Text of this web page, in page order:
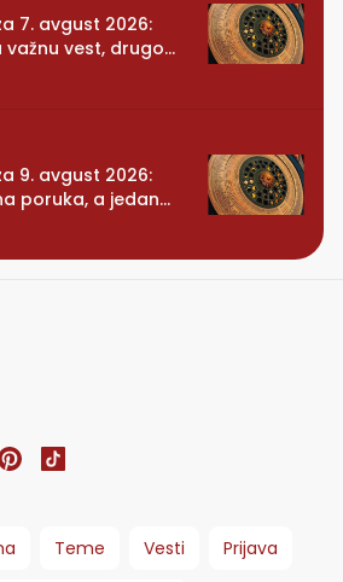
7. avgust 2026:
vest, drugom
9. avgust 2026:
poruka, a jedan
Teme Vesti Prijava